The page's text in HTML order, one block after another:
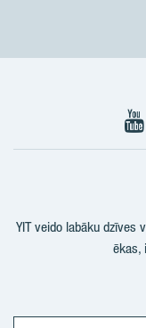
YIT veido labāku dzīves
ēkas,